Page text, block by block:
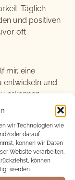
wir Technologien wie
oder darauf
können wir Daten
Website verarbeiten.
können
werden.
Täglich
und positiven
oft
mir, eine
entwickeln und
erkennen.
Papier
erblühte.
zu
durch poetische